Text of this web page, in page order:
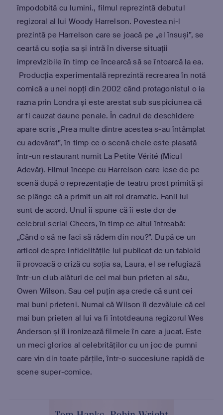
împodobită cu lumini., filmul reprezintă debutul
regizoral al lui Woody Harrelson. Povestea ni-l
prezintă pe Harrelson care se joacă pe „el însuși”, se
ceartă cu soția sa și intră în diverse situații
imprevizibile în timp ce încearcă să se întoarcă la ea.
Producția experimentală reprezintă recrearea în notă
comică a unei nopți din 2002 când protagonistul o ia
razna prin Londra și este arestat sub suspiciunea că
ar fi cauzat daune penale. În cadrul de deschidere
apare scris „Prea multe dintre acestea s-au întâmplat
cu adevărat”, în timp ce o scenă cheie este plasată
într-un restaurant numit La Petite Vérité (Micul
Adevăr). Filmul începe cu Harrelson care iese de pe
scenă după o reprezentație de teatru prost primită și
se plânge că a primit un alt rol dramatic. Fanii lui
sunt de acord. Unul îi spune că îi este dor de
celebrul serial Cheers, în timp ce altul întreabă:
„Când o să ne faci să râdem din nou?”. După ce un
articol despre infidelitățile lui publicat de un tabloid
îi provoacă o criză cu soția sa, Laura, el se refugiază
într-un club alături de cel mai bun prieten al său,
Owen Wilson. Sau cel puțin așa crede că sunt cei
mai buni prieteni. Numai că Wilson îi dezvăluie că cel
mai bun prieten al lui va fi întotdeauna regizorul Wes
Anderson și îi ironizează filmele în care a jucat. Este
un meci glorios al celebrităților cu un joc de pumni
care vin din toate părțile, într-o succesiune rapidă de
scene super-comice.